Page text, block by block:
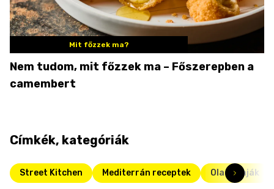
Mit főzzek ma?
Nem tudom, mit főzzek ma – Főszerepben a
camembert
Címkék, kategóriák
Street Kitchen Mediterrán receptek Olasz kaják